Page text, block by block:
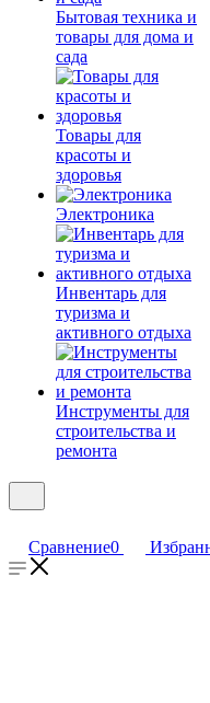
Бытовая техника и
товары для дома и
сада
Товары для
красоты и
здоровья
Электроника
Инвентарь для
туризма и
активного отдыха
Инструменты для
строительства и
ремонта
Сравнение0